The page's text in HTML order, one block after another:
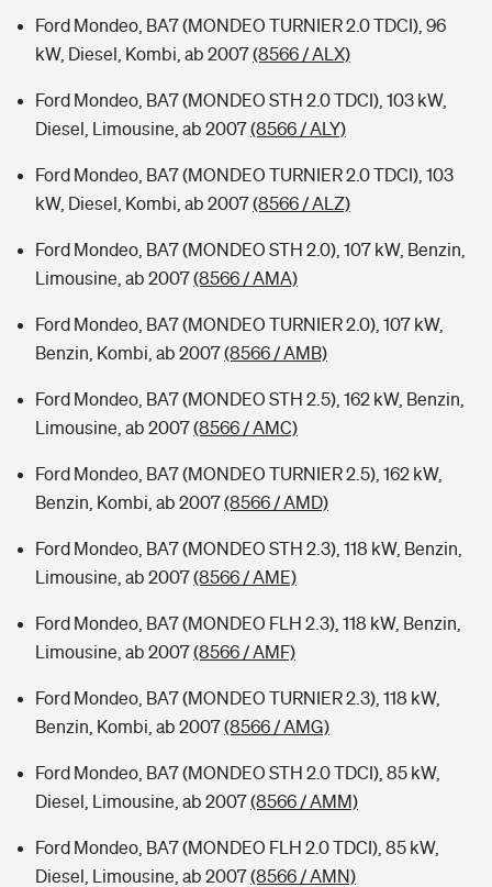
Ford Mondeo, BA7 (MONDEO TURNIER 2.0 TDCI), 96
kW, Diesel, Kombi, ab 2007(8566 / ALX)
Ford Mondeo, BA7 (MONDEO STH 2.0 TDCI), 103 kW,
Diesel, Limousine, ab 2007(8566 / ALY)
Ford Mondeo, BA7 (MONDEO TURNIER 2.0 TDCI), 103
kW, Diesel, Kombi, ab 2007(8566 / ALZ)
Ford Mondeo, BA7 (MONDEO STH 2.0), 107 kW, Benzin,
Limousine, ab 2007(8566 / AMA)
Ford Mondeo, BA7 (MONDEO TURNIER 2.0), 107 kW,
Benzin, Kombi, ab 2007(8566 / AMB)
Ford Mondeo, BA7 (MONDEO STH 2.5), 162 kW, Benzin,
Limousine, ab 2007(8566 / AMC)
Ford Mondeo, BA7 (MONDEO TURNIER 2.5), 162 kW,
Benzin, Kombi, ab 2007(8566 / AMD)
Ford Mondeo, BA7 (MONDEO STH 2.3), 118 kW, Benzin,
Limousine, ab 2007(8566 / AME)
Ford Mondeo, BA7 (MONDEO FLH 2.3), 118 kW, Benzin,
Limousine, ab 2007(8566 / AMF)
Ford Mondeo, BA7 (MONDEO TURNIER 2.3), 118 kW,
Benzin, Kombi, ab 2007(8566 / AMG)
Ford Mondeo, BA7 (MONDEO STH 2.0 TDCI), 85 kW,
Diesel, Limousine, ab 2007(8566 / AMM)
Ford Mondeo, BA7 (MONDEO FLH 2.0 TDCI), 85 kW,
Diesel, Limousine, ab 2007(8566 / AMN)